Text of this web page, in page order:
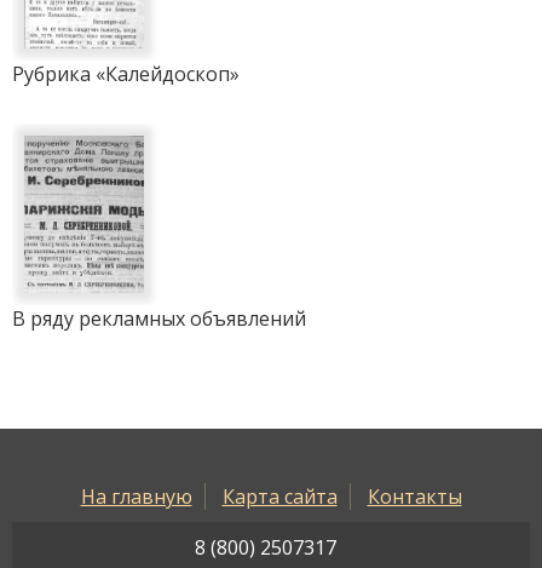
Рубрика «Калейдоскоп»
В ряду рекламных объявлений
На главную Карта сайта
Контакты
8 (800) 2507317